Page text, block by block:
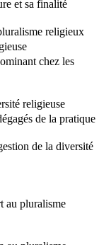
et sa finalité
religieux
chez les
religieuse
de la pratique
de la diversité
pluralisme